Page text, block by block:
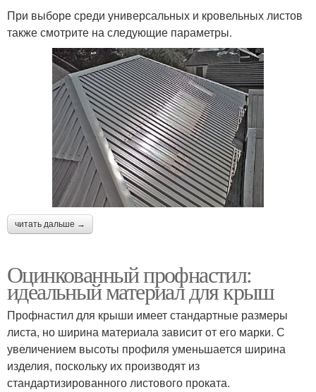
При выборе среди универсальных и кровельных листов
также смотрите на следующие параметры.
читать дальше →
Оцинкованный профнастил:
идеальный материал для крыш
Профнастил для крыши имеет стандартные размеры
листа, но ширина материала зависит от его марки. С
увеличением высоты профиля уменьшается ширина
изделия, поскольку их производят из
стандартизированного листового проката.